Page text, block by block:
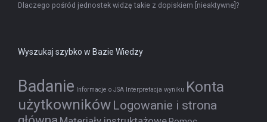
Dlaczego pośród jednostek widzę takie z dopiskiem [nieaktywne]?
Wyszukaj szybko w Bazie Wiedzy
Badanie Informacje o JSA Interpretacja wyniku Konta
użytkowników Logowanie i strona